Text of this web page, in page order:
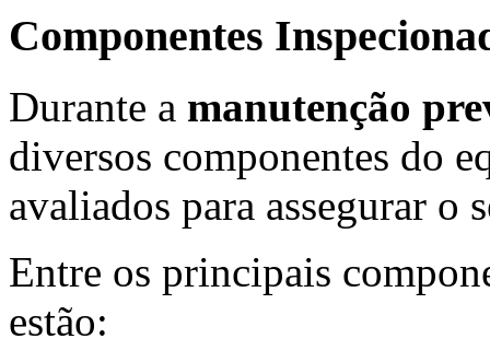
Componentes
Durante a manutenção
diversos componentes do
avaliados para assegurar o
Entre os principais
estão: